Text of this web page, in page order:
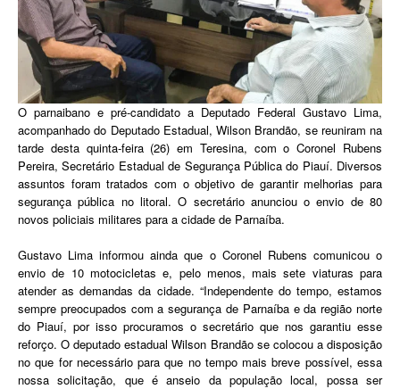
O parnaibano e pré-candidato a Deputado Federal Gustavo Lima,
acompanhado do Deputado Estadual, Wilson Brandão, se reuniram na
tarde desta quinta-feira (26) em Teresina, com o Coronel Rubens
Pereira, Secretário Estadual de Segurança Pública do Piauí. Diversos
assuntos foram tratados com o objetivo de garantir melhorias para
segurança pública no litoral. O secretário anunciou o envio de 80
novos policiais militares para a cidade de Parnaíba.
Gustavo Lima informou ainda que o Coronel Rubens comunicou o
envio de 10 motocicletas e, pelo menos, mais sete viaturas para
atender as demandas da cidade. “Independente do tempo, estamos
sempre preocupados com a segurança de Parnaíba e da região norte
do Piauí, por isso procuramos o secretário que nos garantiu esse
reforço. O deputado estadual Wilson Brandão se colocou a disposição
no que for necessário para que no tempo mais breve possível, essa
nossa solicitação, que é anseio da população local, possa ser